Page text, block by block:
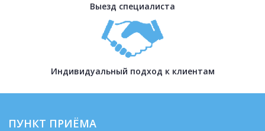
Выезд специалиста
Индивидуальный подход к клиентам
ПУНКТ ПРИЁМА